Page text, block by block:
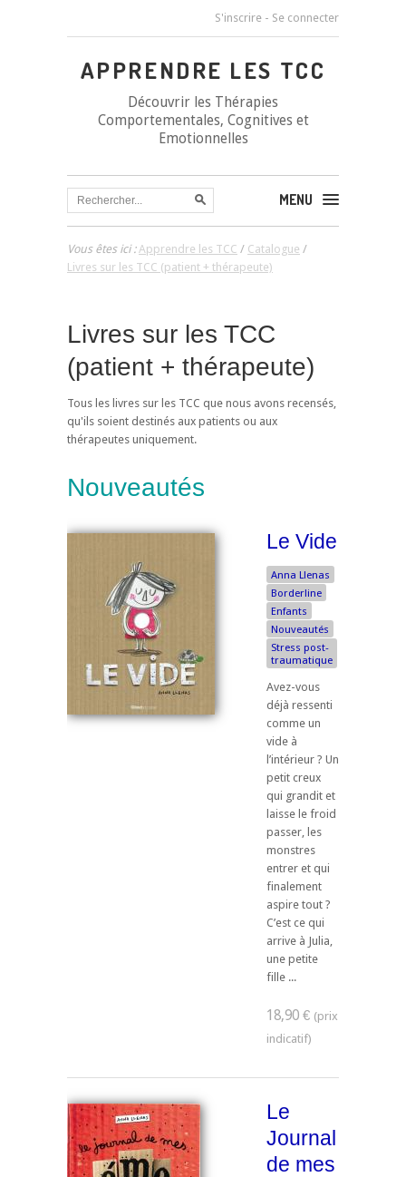
S'inscrire - Se connecter
APPRENDRE LES TCC
Découvrir les Thérapies
Comportementales, Cognitives et
Emotionnelles
MENU
Vous êtes ici :Apprendre les TCC / Catalogue /
Livres sur les TCC (patient + thérapeute)
Livres sur les TCC
(patient + thérapeute)
Tous les livres sur les TCC que nous avons recensés,
qu'ils soient destinés aux patients ou aux
thérapeutes uniquement.
Nouveautés
Le Vide
Anna Llenas
Borderline
Enfants
Nouveautés
Stress post-
traumatique
Avez-vous
déjà ressenti
comme un
vide à
l’intérieur ? Un
petit creux
qui grandit et
laisse le froid
passer, les
monstres
entrer et qui
finalement
aspire tout ?
C’est ce qui
arrive à Julia,
une petite
fille ...
18,90 €
Le
Journal
de mes